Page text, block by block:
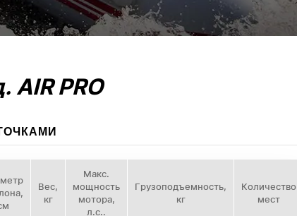
AIR PRO
Вес,
кг
Макс.
мощность
мотора,
л.с..
Грузоподъемность,
кг
Количество
мест